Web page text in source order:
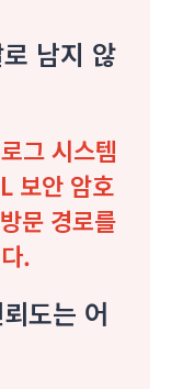
남지 않
그 시스템
보안 암호
문 경로를
.
도는 어